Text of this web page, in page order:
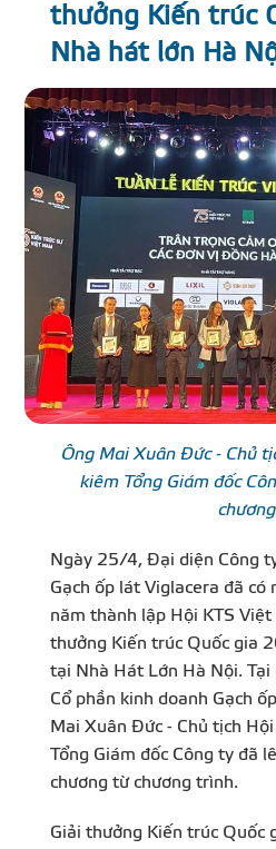
thưởng Kiến trúc
Nhà hát lớn Hà
Ông Mai Xuân Đức - Chủ
kiêm Tổng Giám đốc
Ngày 25/4, Đại diện Công
Gạch ốp lát Viglacera đã
năm thành lập Hội KTS Việt
thưởng Kiến trúc Quốc gia
tại Nhà Hát Lớn Hà Nội. Tại
Cổ phần kinh doanh Gạch
Mai Xuân Đức - Chủ tịch
Tổng Giám đốc Công ty đã
chương từ chương trình.
Giải thưởng Kiến trúc Quốc